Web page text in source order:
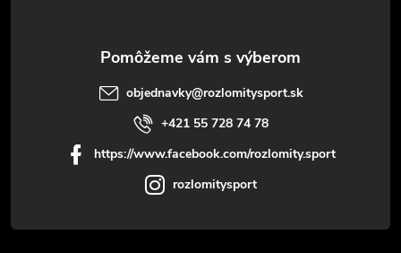
objednavky@rozlomitysport.sk
+421 55 728 74 78
https://www.facebook.com/rozlomity.sport
rozlomitysport